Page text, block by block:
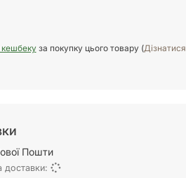
за покупку цього товару (Дізнатися
Пошти
доставки: